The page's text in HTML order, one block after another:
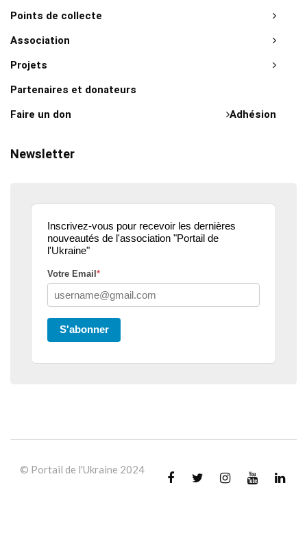
Points de collecte
Association
Projets
Partenaires et donateurs
Adhésion
Faire un don
Newsletter
Inscrivez-vous pour recevoir les dernières
nouveautés de l'association "Portail de
l'Ukraine"
Votre Email *
S'abonner
© Portail de l'Ukraine 2024